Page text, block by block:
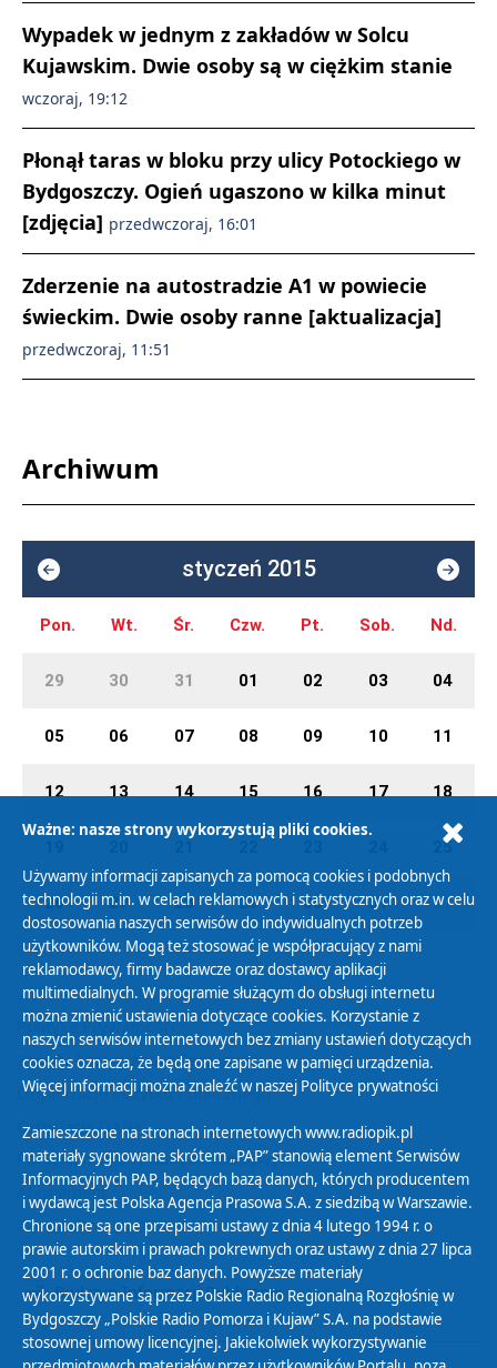
Wypadek w jednym z zakładów w Solcu
Kujawskim. Dwie osoby są w ciężkim stanie
wczoraj, 19:12
Płonął taras w bloku przy ulicy Potockiego w
Bydgoszczy. Ogień ugaszono w kilka minut
[zdjęcia] przedwczoraj, 16:01
Zderzenie na autostradzie A1 w powiecie
świeckim. Dwie osoby ranne [aktualizacja]
przedwczoraj, 11:51
Archiwum
styczeń 2015
Pon. Wt. Śr. Czw. Pt. Sob. Nd.
29 30 31 01 02 03 04
05 06 07 08 09 10 11
12 13 14 15 16 17 18
25
26 27 28 29 30 31 01
Polityka Prywatności
Zasady korzystania z Serwisu
Organizacje Pożytku Publicznego
Cyfryzacja DAB+
Polityka ochrony danych osobowych
Abonament
Zamówienia publiczne
Biuletyn Informacji Publicznej
Ważne: nasze strony wykorzystują pliki cookies.
Używamy informacji zapisanych za pomocą cookies i podobnych
technologii m.in. w celach reklamowych i statystycznych oraz w celu
dostosowania naszych serwisów do indywidualnych potrzeb
użytkowników. Mogą też stosować je współpracujący z nami
reklamodawcy, firmy badawcze oraz dostawcy aplikacji
multimedialnych. W programie służącym do obsługi internetu
można zmienić ustawienia dotyczące cookies. Korzystanie z
naszych serwisów internetowych bez zmiany ustawień dotyczących
cookies oznacza, że będą one zapisane w pamięci urządzenia.
Więcej informacji można znaleźć w naszej Polityce prywatności
Zamieszczone na stronach internetowych www.radiopik.pl
materiały sygnowane skrótem „PAP” stanowią element Serwisów
Informacyjnych PAP, będących bazą danych, których producentem
i wydawcą jest Polska Agencja Prasowa S.A. z siedzibą w Warszawie.
Chronione są one przepisami ustawy z dnia 4 lutego 1994 r. o
prawie autorskim i prawach pokrewnych oraz ustawy z dnia 27 lipca
2001 r. o ochronie baz danych. Powyższe materiały
wykorzystywane są przez Polskie Radio Regionalną Rozgłośnię w
Bydgoszczy „Polskie Radio Pomorza i Kujaw” S.A. na podstawie
stosownej umowy licencyjnej. Jakiekolwiek wykorzystywanie